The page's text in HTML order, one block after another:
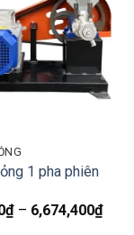
1 pha phiên
₫ – 6,674,400₫